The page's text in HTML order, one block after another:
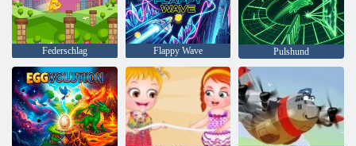
Federschlag Flappy Wave Pulshund